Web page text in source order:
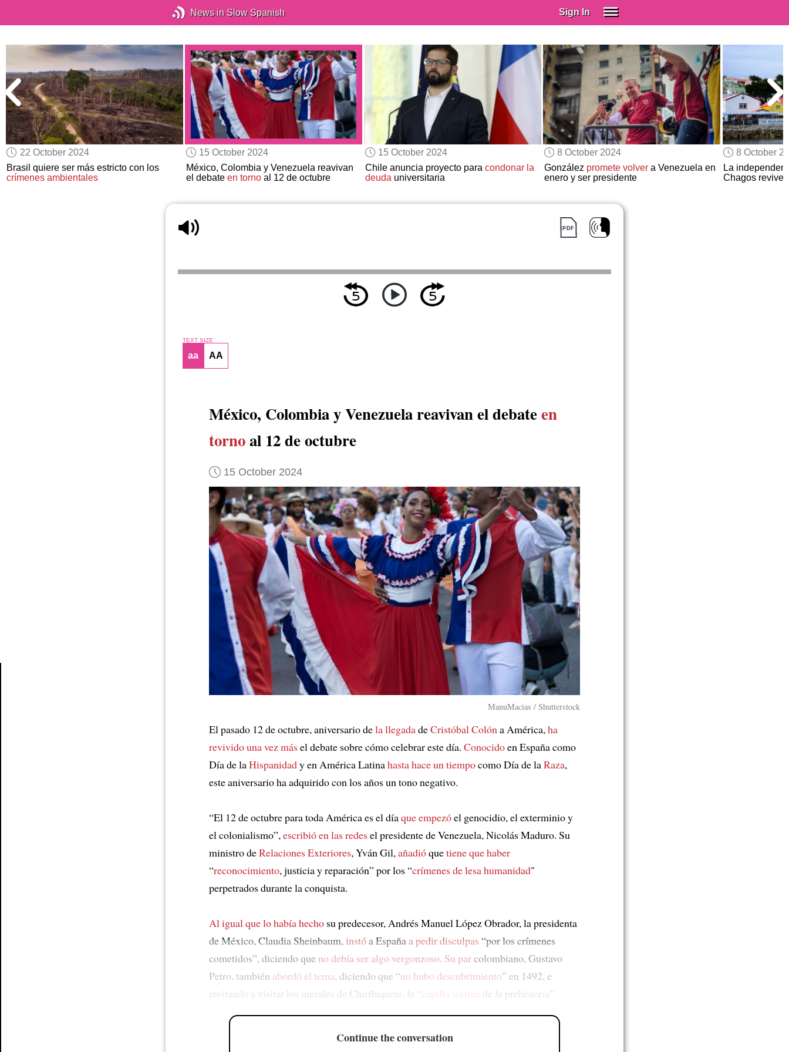
News in Slow Spanish Sign In
Spanish (Spain)
Spanish (Latino)
SUBSCRIBE
EDUCATIONAL LICENSES
GIFT CARDS
OTHER LANGUAGES
ABOUT US
22 October 2024
Brasil quiere ser más estricto con los
crímenes ambientales
15 October 2024
México, Colombia y Venezuela reavivan
el debate en tornoal 12 de octubre
15 October 2024
Chile anuncia proyecto para condonar la
deudauniversitaria
8 October 2024
González promete volvera Venezuela en
enero y ser presidente
8 October
La
Chagos revive
TEXT SIZE
aa AA
México, Colombia y Venezuela reavivan el debateen
tornoal 12 de octubre
15 October 2024
ManuMacias / Shutterstock
El pasado 12 de octubre, aniversario dela llegadadeCristóbal Colóna América,ha
revivido una vez másel debate sobre cómo celebrar este día. Conocidoen España como
Día de laHispanidady en América Latinahasta hace un tiempocomo Día de laRaza,
este aniversario ha adquirido con los años un tono negativo.
“El 12 de octubre para toda América es el díaque empezóel genocidio, el exterminio y
el colonialismo”,escribió en las redesel presidente de Venezuela, Nicolás Maduro. Su
ministro deRelaciones Exteriores, Yván Gil,añadióquetiene que haber
“reconocimiento, justicia y reparación” por los “crímenes de lesa humanidad"
perpetrados durante la conquista.
Al igual que lo había hecho su predecesor, Andrés Manuel López Obrador, la presidenta
de México, Claudia Sheinbaum, instóa Españaa pedir disculpas “por los crímenes
cometidos”, diciendo que no debía ser algo vergonzoso. Su parcolombiano, Gustavo
Petro, también abordó el tema, diciendo que “no hubo descubrimiento” en 1492, e
invitando a visitar los murales de Chiribiquete, la “ capilla sixtina de la prehistoria”.
Continue the conversation